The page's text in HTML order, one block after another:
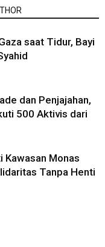
saat Tidur, Bayi
dan Penjajahan,
500 Aktivis dari
Kawasan Monas
Tanpa Henti